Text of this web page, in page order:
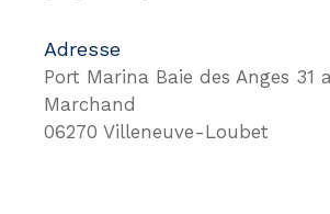
Adresse
Port Marina Baie des Anges 31
Marchand
06270 Villeneuve-Loubet